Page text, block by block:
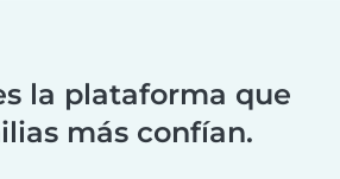
la plataforma que
más confían.